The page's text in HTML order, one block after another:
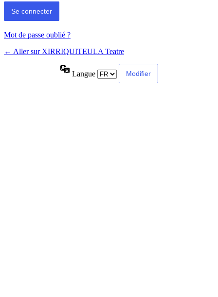
Mot de passe oublié ?
← Aller sur XIRRIQUITEULA Teatre
Langue